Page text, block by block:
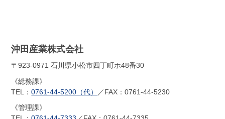
沖田産業株式会社
〒923-0971 石川県小松市四丁町ホ48番30
《総務課》
TEL：0761-44-5200（代）
／FAX：0761-44-5230
《管理課》